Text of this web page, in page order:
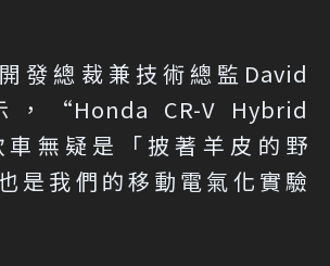
開發總裁兼技術總監David
，“Honda CR-V Hybrid
車無疑是「披著羊皮的野
是我們的移動電氣化實驗